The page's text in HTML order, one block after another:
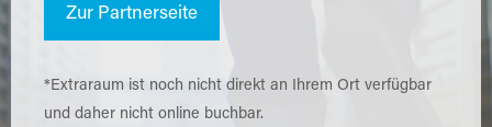
Zur Partnerseite
*Extraraum ist noch nicht direkt an Ihrem Ort verfügbar
und daher nicht online buchbar.